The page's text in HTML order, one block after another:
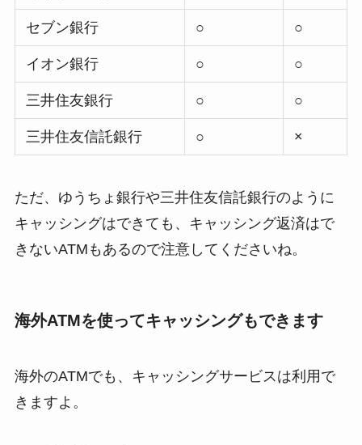
セブン銀行 ○ ○
イオン銀行 ○ ○
三井住友銀行 ○ ○
三井住友信託銀行 ○ ×
ただ、ゆうちょ銀行や三井住友信託銀行のように
キャッシングはできても、キャッシング返済はで
きないATMもあるので注意してくださいね。
海外ATMを使ってキャッシングもできます
海外のATMでも、キャッシングサービスは利用で
きますよ。